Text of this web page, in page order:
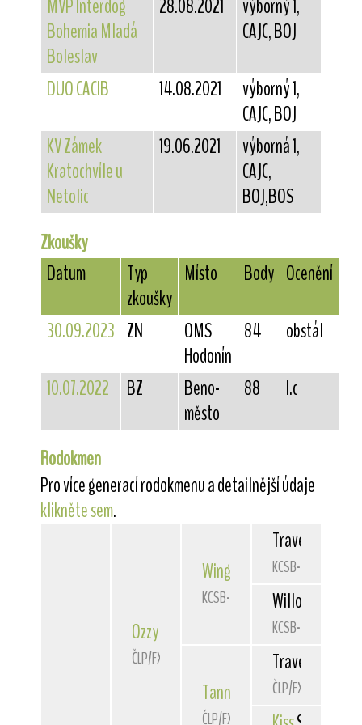
MVP Interdog
Bohemia Mladá
Boleslav
28.08.2021
výborný 1,
CAJC, BOJ
DUO CACIB 14.08.2021
výborný 1,
CAJC, BOJ
KV Zámek
Kratochvíle u
Netolic
19.06.2021
výborná 1,
CAJC,
BOJ,BOS
Zkoušky
Datum
Typ
zkoušky
Místo Body Ocenění
30.09.2023 ZN
OMS
Hodonín
84 obstál
10.07.2022 BZ
Beno-
město
88 I.c
Rodokmen
Pro více generací rodokmenu a detailnější údaje
klikněte sem.
OzzyStar Franke
ČLP/FXD/38573
Wings of Steel Willowyre
KCSB-2045DA
Tanny Abdank (FCI)
ČLP/FXD/37196
Travella
KCSB-1036CY
Willowyre
KCSB-2843CS
Travella
ČLP/FXD/34062